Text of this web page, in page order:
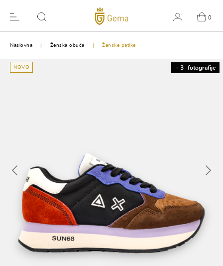
0
Naslovna Ženska obuća Ženske patike
+ 3 fotografije
NOVO